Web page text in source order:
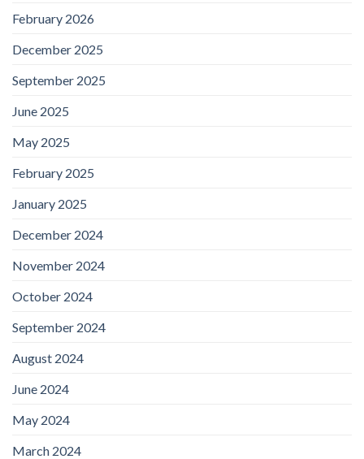
February 2026
December 2025
September 2025
June 2025
May 2025
February 2025
January 2025
December 2024
November 2024
October 2024
September 2024
August 2024
June 2024
May 2024
March 2024